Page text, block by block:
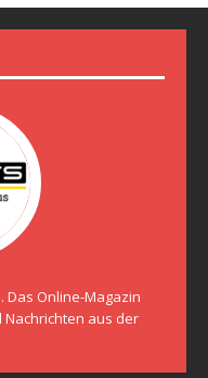
Das Online-Magazin
Nachrichten aus der